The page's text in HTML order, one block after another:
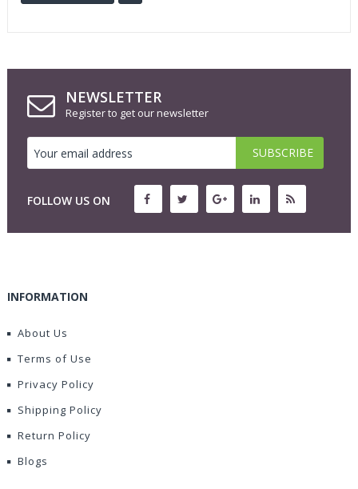
NEWSLETTER
Register to get our newsletter
FOLLOW US ON
INFORMATION
About Us
Terms of Use
Privacy Policy
Shipping Policy
Return Policy
Blogs